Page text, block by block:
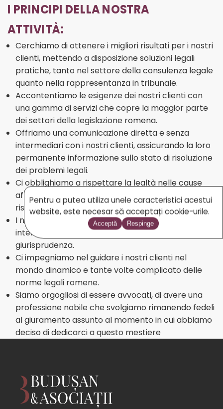
I PRINCIPI DELLA NOSTRA
ATTIVITÀ:
Cerchiamo di ottenere i migliori risultati per i nostri
clienti, mettendo a disposizione soluzioni legali
pratiche, tanto nel settore della consulenza legale
quanto nella rappresentanza in tribunale.
Accontentiamo le esigenze dei nostri clienti con
una gamma di servizi che copre la maggior parte
dei settori della legislazione romena.
Offriamo una comunicazione diretta e senza
intermediari con i nostri clienti, assicurando la loro
permanente informazione sullo stato di risoluzione
dei problemi legali.
Ci obblighiamo a rispettare la lealtà nelle cause
affidateci in base alla regola intransigente della
riservatezza tra avvocato e cliente.
I nostri clienti non sono tenuti a conoscere
interamente la legge romena, la dottrina e la
giurisprudenza.
Ci impegniamo nel guidare i nostri clienti nel
mondo dinamico e tante volte complicato delle
norme legali romene.
Siamo orgogliosi di essere avvocati, di avere una
professione nobile che svolgiamo rimanendo fedeli
al giuramento assunto al momento in cui abbiamo
deciso di dedicarci a questo mestiere
Pentru a putea utiliza unele caracteristici acestui
website, este necesar să acceptați cookie-urile.
Acceptă Respinge